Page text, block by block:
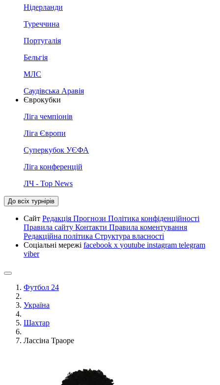
Нідерланди
Туреччина
Португалія
Бельгія
МЛС
Саудівська Аравія
Єврокубки
Ліга чемпіонів
Ліга Європи
Суперкубок УЄФА
Ліга конференцій
ЛЧ - Top News
До всіх турнірів
Сайт Редакція Прогнози Політика конфіденційності
Правила сайту Контакти Правила коментування
Редакційна політика Структура власності
Соціальні мережі facebook x youtube instagram telegram
viber
Футбол 24
Україна
Шахтар
Лассіна Траоре